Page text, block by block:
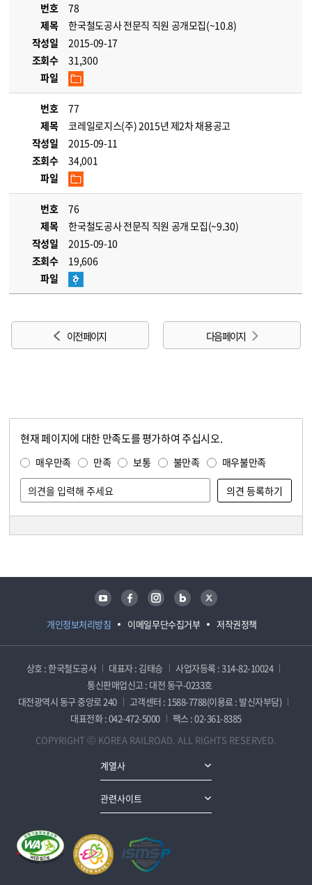
번호
78
제목
한국철도공사 전문직 직원 공개모집(~10.8)
작성일
2015-09-17
조회수
31,300
파일
번호
77
제목
코레일로지스(주) 2015년 제2차 채용공고
작성일
2015-09-11
조회수
34,001
파일
번호
76
제목
한국철도공사 전문직 직원 공개 모집(~9.30)
작성일
2015-09-10
조회수
19,606
파일
이전 페이지 다음 페이지
현재 페이지에 대한 만족도를 평가하여 주십시오.
매우만족 만족 보통 불만족 매우불만족
개인정보처리방침 이메일무단수집거부 저작권정책
유튜브 페이스북 인스타그램 블로그 트위터
상호 : 한국철도공사 대표자 : 김태승
사업자등록 : 314-82-10024
통신판매업신고 : 대전 동구-0233호
대전광역시 동구 중앙로 240
고객센터 : 1588-7788(이용료 : 발신자부담)
대표전화 : 042-472-5000
팩스 : 02-361-8385
COPYRIGHT ⓒ KOREA RAILROAD. ALL RIGHTS RESERVED.
계열사
관련사이트